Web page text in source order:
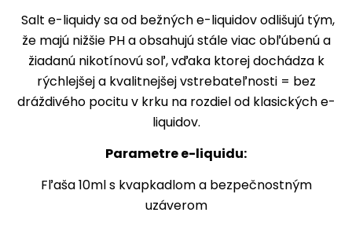
Salt e-liquidy sa od bežných e-liquidov odlišujú tým,
že majú nižšie PH a obsahujú stále viac obľúbenú a
žiadanú nikotínovú soľ, vďaka ktorej dochádza k
rýchlejšej a kvalitnejšej vstrebateľnosti = bez
dráždivého pocitu v krku na rozdiel od klasických e-
liquidov.
Parametre e-liquidu:
Fľaša 10ml s kvapkadlom a bezpečnostným
uzáverom